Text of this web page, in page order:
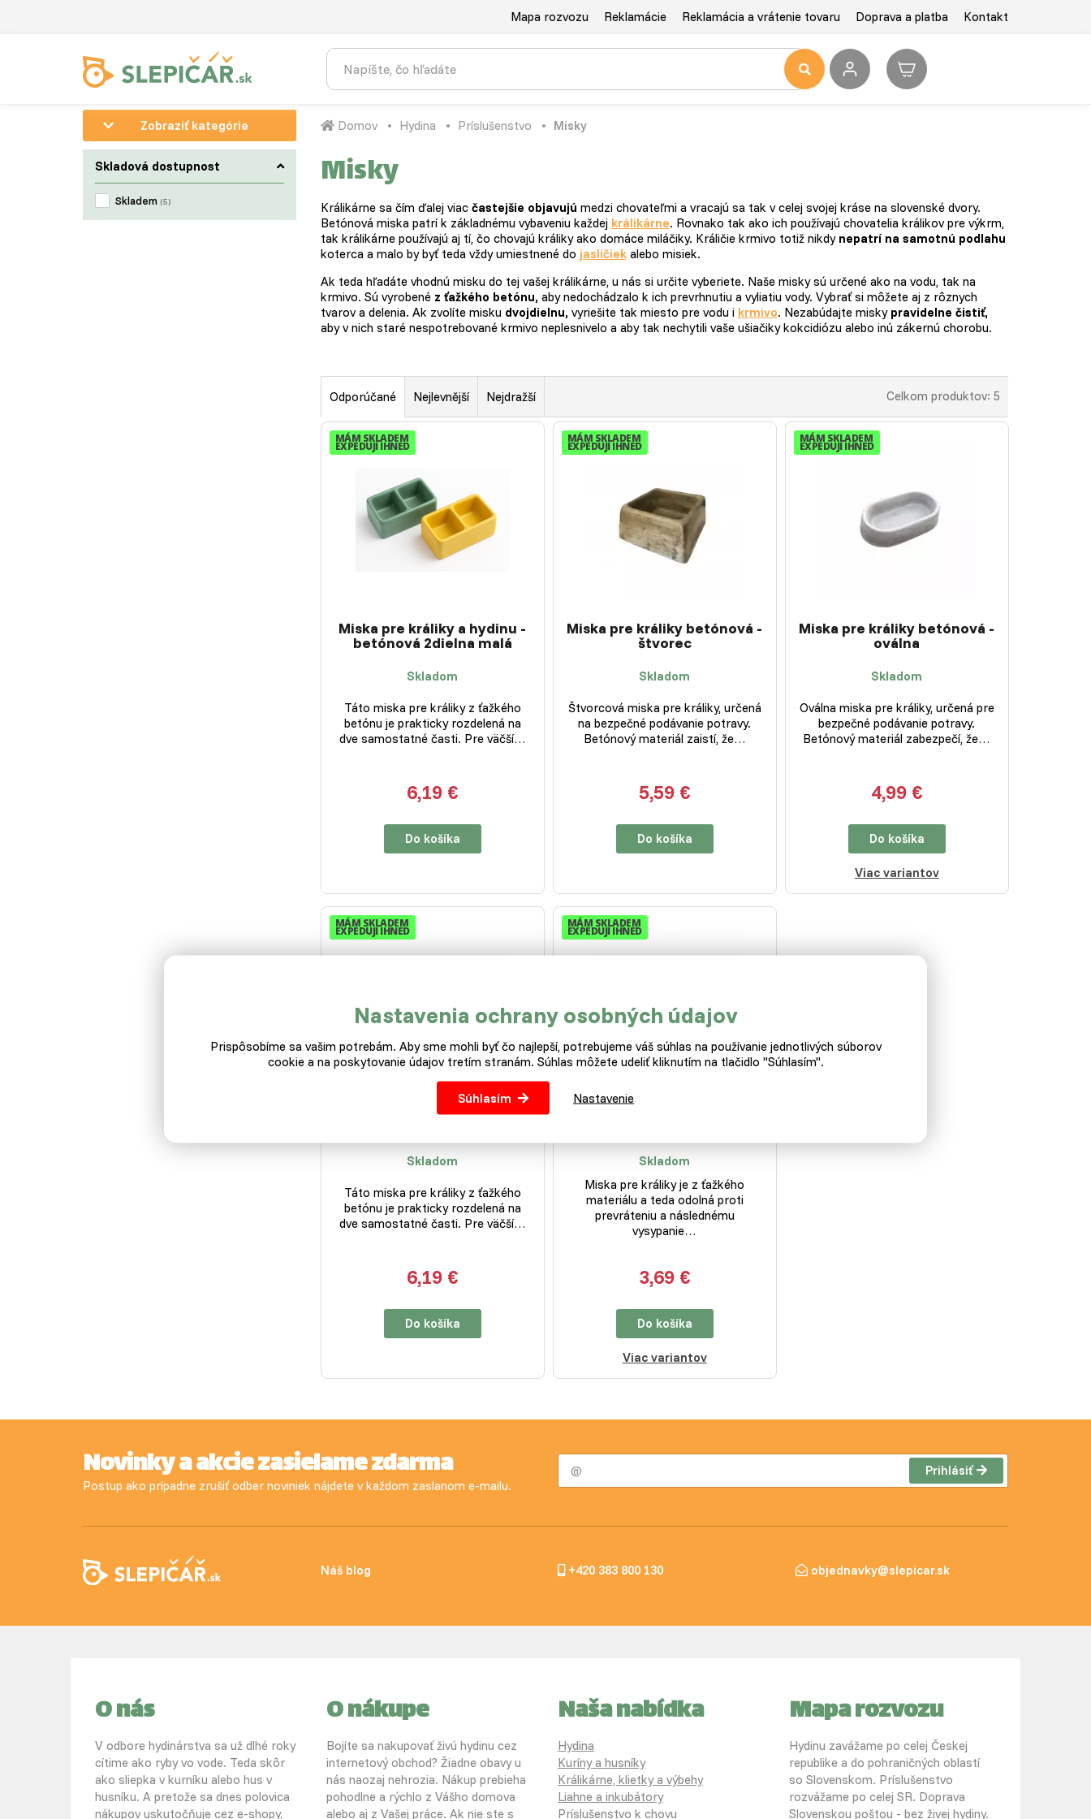
Mapa rozvozu Reklamácie Reklamácia a vrátenie tovaru Doprava a platba Kontakt
Zobraziť kategórie
Skladová dostupnost
Skladem (5)
Domov Hydina Príslušenstvo Misky
Misky
Králikárne sa čím ďalej viac častejšie objavujú medzi chovateľmi a vracajú sa tak v celej svojej kráse na slovenské dvory.
Betónová miska patrí k základnému vybaveniu každej králikárne. Rovnako tak ako ich používajú chovatelia králikov pre výkrm,
tak králikárne používajú aj tí, čo chovajú králiky ako domáce miláčiky. Králičie krmivo totiž nikdy nepatrí na samotnú podlahu
koterca a malo by byť teda vždy umiestnené do jasličiekalebo misiek.
Ak teda hľadáte vhodnú misku do tej vašej králikárne, u nás si určite vyberiete. Naše misky sú určené ako na vodu, tak na
krmivo. Sú vyrobené z ťažkého betónu, aby nedochádzalo k ich prevrhnutiu a vyliatiu vody. Vybrať si môžete aj z rôznych
tvarov a delenia. Ak zvolíte misku dvojdielnu, vyriešite tak miesto pre vodu i krmivo. Nezabúdajte misky pravidelne čistiť,
aby v nich staré nespotrebované krmivo neplesnivelo a aby tak nechytili vaše ušiačiky kokcidiózu alebo inú zákernú chorobu.
Odporúčané Nejlevnější Nejdražší Celkom produktov: 5
MÁM SKLADEM
EXPEDUJI IHNED
Miska pre králiky a hydinu -
betónová 2dielna malá
Skladom
Táto miska pre králiky z ťažkého
betónu je prakticky rozdelená na
dve samostatné časti. Pre väčší…
6,19 €
Do košíka
MÁM SKLADEM
EXPEDUJI IHNED
Miska pre králiky betónová -
štvorec
Skladom
Štvorcová miska pre králiky, určená
na bezpečné podávanie potravy.
Betónový materiál zaistí, že…
5,59 €
Do košíka
MÁM SKLADEM
EXPEDUJI IHNED
Miska pre králiky betónová -
oválna
Skladom
Oválna miska pre králiky, určená pre
bezpečné podávanie potravy.
Betónový materiál zabezpečí, že…
4,99 €
Do košíka
Viac variantov
MÁM SKLADEM
EXPEDUJI IHNED
Miska pre králiky a hydinu -
Skladom
Táto miska pre králiky z ťažkého
betónu je prakticky rozdelená na
dve samostatné časti. Pre väčší…
6,19 €
Do košíka
MÁM SKLADEM
EXPEDUJI IHNED
Skladom
Miska pre králiky je z ťažkého
materiálu a teda odolná proti
prevráteniu a následnému
vysypanie…
3,69 €
Do košíka
Viac variantov
Novinky a akcie zasielame zdarma
Postup ako prípadne zrušiť odber noviniek nájdete v každom zaslanom e-mailu.
Prihlásiť
Náš blog +420 383 800 130 objednavky@slepicar.sk
O nás
V odbore hydinárstva sa už dlhé roky
cítime ako ryby vo vode. Teda skôr
ako sliepka v kurníku alebo hus v
husníku. A pretože sa dnes polovica
nákupov uskutočňuje cez e-shopy,
O nákupe
Bojíte sa nakupovať živú hydinu cez
internetový obchod? Žiadne obavy u
nás naozaj nehrozia. Nákup prebieha
pohodlne a rýchlo z Vášho domova
alebo aj z Vašej práce. Ak nie ste s
Naša nabídka
Hydina
Kuríny a husníky
Králikárne, klietky a výbehy
Liahne a inkubátory
Príslušenstvo k chovu
Mapa rozvozu
Hydinu zavážame po celej Českej
republike a do pohraničných oblastí
so Slovenskom. Príslušenstvo
rozvážame po celej SR. Doprava
Slovenskou poštou - bez živej hydiny.
Nastavenia ochrany osobných údajov
Prispôsobíme sa vašim potrebám. Aby sme mohli byť čo najlepší, potrebujeme váš súhlas na používanie jednotlivých súborov
cookie a na poskytovanie údajov tretím stranám. Súhlas môžete udeliť kliknutím na tlačidlo "Súhlasím".
Súhlasím Nastavenie